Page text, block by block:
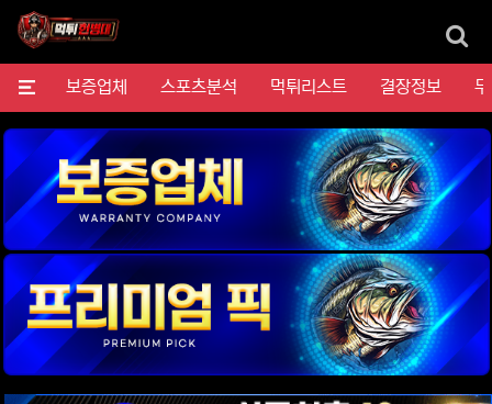
보증업체 스포츠분석 먹튀리스트 결장정보
위젯설정에서 이미지 등록